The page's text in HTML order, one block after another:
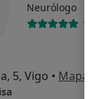
Neurólogo
11
5, Vigo • Mapa